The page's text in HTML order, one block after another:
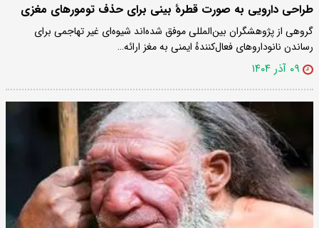
طراحی دارویی به صورت قطرهٔ بینی برای حذف تومورهای مغزی
گروهی از پژوهشگران بین‌المللی موفق شده‌اند شیوه‌ای غیر تهاجمی برای
رساندن نانوداروهای فعال‌کنندهٔ ایمنی به مغز ارائه…
۰۹ آذر ۱۴۰۴